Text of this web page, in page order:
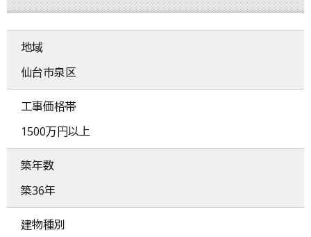
地域
仙台市泉区
工事価格帯
1500万円以上
築年数
築36年
建物種別